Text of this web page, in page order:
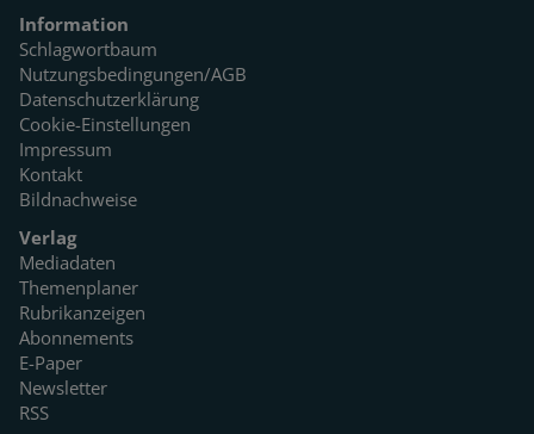
Information
Schlagwortbaum
Nutzungsbedingungen/AGB
Datenschutzerklärung
Cookie-Einstellungen
Impressum
Kontakt
Bildnachweise
Verlag
Mediadaten
Themenplaner
Rubrikanzeigen
Abonnements
E-Paper
Newsletter
RSS